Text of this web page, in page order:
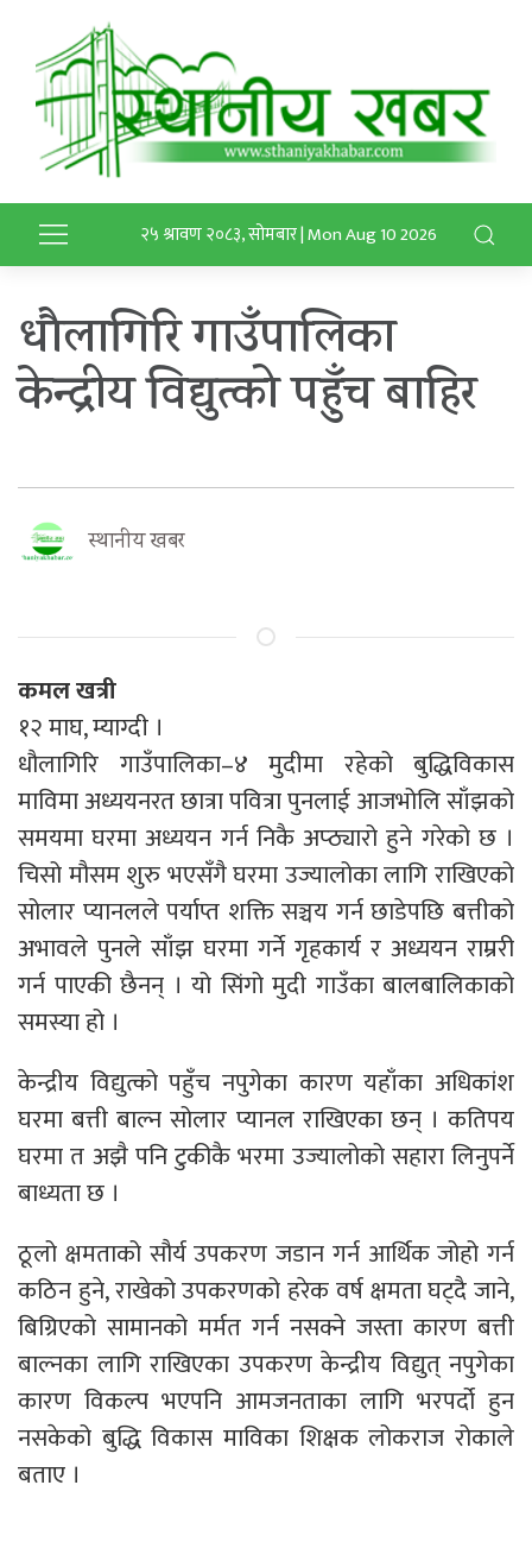
२५ श्रावण २०८३, सोमबार | Mon Aug 10 2026
धौलागिरि गाउँपालिका
केन्द्रीय विद्युत्को पहुँच बाहिर
स्थानीय खबर
कमल खत्री
१२ माघ, म्याग्दी ।
धौलागिरि गाउँपालिका–४ मुदीमा रहेको बुद्धिविकास
माविमा अध्ययनरत छात्रा पवित्रा पुनलाई आजभोलि साँझको
समयमा घरमा अध्ययन गर्न निकै अप्ठ्यारो हुने गरेको छ ।
चिसो मौसम शुरु भएसँगै घरमा उज्यालोका लागि राखिएको
सोलार प्यानलले पर्याप्त शक्ति सञ्चय गर्न छाडेपछि बत्तीको
अभावले पुनले साँझ घरमा गर्ने गृहकार्य र अध्ययन राम्ररी
गर्न पाएकी छैनन् । यो सिंगो मुदी गाउँका बालबालिकाको
समस्या हो ।
केन्द्रीय विद्युत्को पहुँच नपुगेका कारण यहाँका अधिकांश
घरमा बत्ती बाल्न सोलार प्यानल राखिएका छन् । कतिपय
घरमा त अझै पनि टुकीकै भरमा उज्यालोको सहारा लिनुपर्ने
बाध्यता छ ।
ठूलो क्षमताको सौर्य उपकरण जडान गर्न आर्थिक जोहो गर्न
कठिन हुने, राखेको उपकरणको हरेक वर्ष क्षमता घट्दै जाने,
बिग्रिएको सामानको मर्मत गर्न नसक्ने जस्ता कारण बत्ती
बाल्नका लागि राखिएका उपकरण केन्द्रीय विद्युत् नपुगेका
कारण विकल्प भएपनि आमजनताका लागि भरपर्दो हुन
नसकेको बुद्धि विकास माविका शिक्षक लोकराज रोकाले
बताए ।